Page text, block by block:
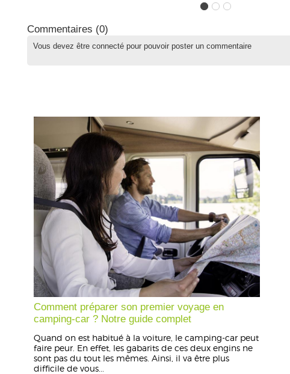
Commentaires (0)
Vous devez être connecté pour pouvoir poster un commentaire
Comment préparer son premier voyage en
camping-car ? Notre guide complet
Quand on est habitué à la voiture, le camping-car peut
faire peur. En effet, les gabarits de ces deux engins ne
sont pas du tout les mêmes. Ainsi, il va être plus
difficile de vous...